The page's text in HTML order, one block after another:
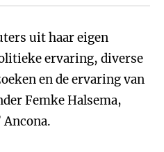
uit haar eigen
ervaring, diverse
en de ervaring van
Femke Halsema,
Ancona.